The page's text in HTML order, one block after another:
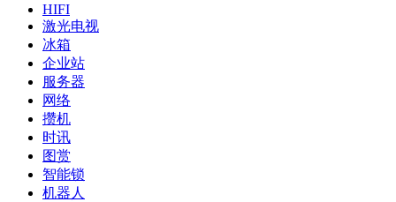
HIFI
激光电视
冰箱
企业站
服务器
网络
攒机
时讯
图赏
智能锁
机器人